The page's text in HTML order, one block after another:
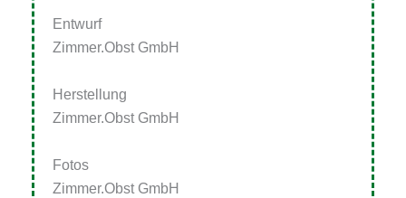
Entwurf
Zimmer.Obst GmbH
Herstellung
Zimmer.Obst GmbH
Fotos
Zimmer.Obst GmbH